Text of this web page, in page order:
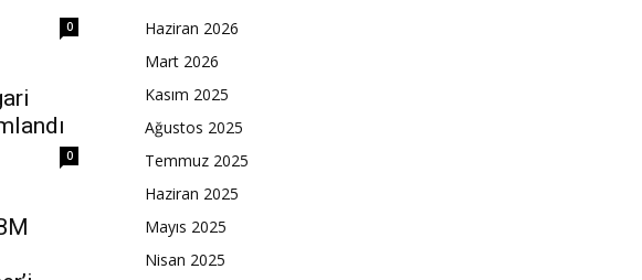
0
0
Haziran 2026
Mart 2026
Kasım 2025
Ağustos 2025
Temmuz 2025
Haziran 2025
Mayıs 2025
Nisan 2025